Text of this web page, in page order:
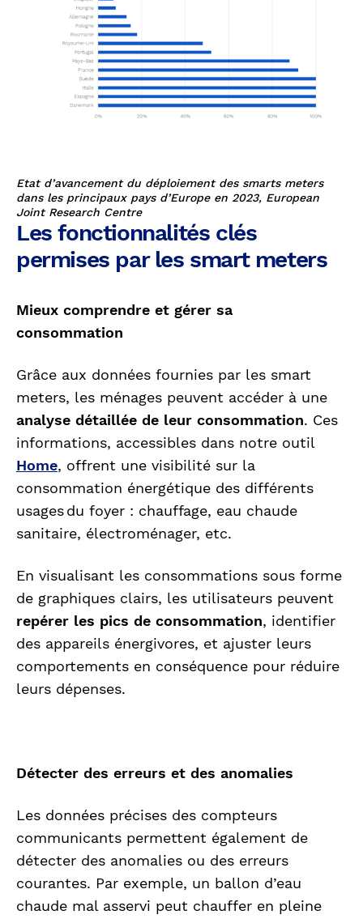
Etat d’avancement du déploiement des smarts meters
dans les principaux pays d’Europe en 2023, European
Joint Research Centre
Les fonctionnalités clés
permises par les smart meters
Mieux comprendre et gérer sa
consommation
Grâce aux données fournies par les smart
meters, les ménages peuvent accéder à une
analyse détaillée de leur consommation. Ces
informations, accessibles dans notre outil
Home, offrent une visibilité sur la
consommation énergétique des différents
usages du foyer : chauffage, eau chaude
sanitaire, électroménager, etc.
En visualisant les consommations sous forme
de graphiques clairs, les utilisateurs peuvent
repérer les pics de consommation, identifier
des appareils énergivores, et ajuster leurs
comportements en conséquence pour réduire
leurs dépenses.
Détecter des erreurs et des anomalies
Les données précises des compteurs
communicants permettent également de
détecter des anomalies ou des erreurs
courantes. Par exemple, un ballon d’eau
chaude mal asservi peut chauffer en pleine